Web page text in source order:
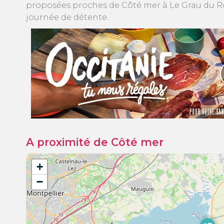
proposées proches de Côté mer à Le Grau du
journée de détente.
A proximité de Côté mer
+
−